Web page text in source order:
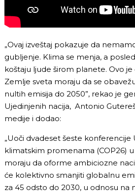
„Ovaj izveštaj pokazuje da
gubljenje. Klima se menja, a
koštaju ljude širom planete. Ovo je
Zemlje sveta moraju da se
nultih emisija do 2050”, rekao je
Ujedinjenih nacija, Antonio
medije i dodao:
„Uoči dvadeset šeste konferencije
klimatskim promenama (COP26)
moraju da oforme ambiciozne
će kolektivno smanjiti globalnu
za 45 odsto do 2030, u odnosu na